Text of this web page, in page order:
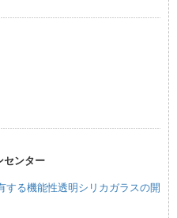
センター
する機能性透明シリカガラスの開